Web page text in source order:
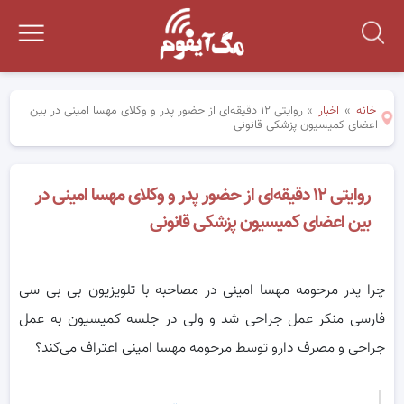
خانه » اخبار »
روایتی ١٢ دقیقه‌ای از حضور پدر و وکلای مهسا امینی در بین
اعضای کمیسیون پزشکی قانونی
روایتی ١٢ دقیقه‌ای از حضور پدر و وکلای مهسا امینی در
بین اعضای کمیسیون پزشکی قانونی
چرا پدر مرحومه مهسا امینی در مصاحبه با تلویزیون بی بی سی
فارسی منکر عمل جراحی شد و ولی در جلسه کمیسیون به عمل
جراحی و مصرف دارو توسط مرحومه مهسا امینی اعتراف می‌کند؟